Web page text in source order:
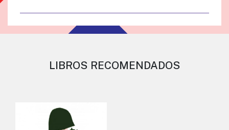
LIBROS RECOMENDADOS